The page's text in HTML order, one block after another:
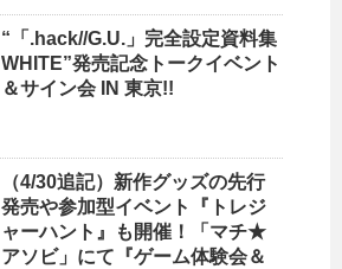
“「.hack//G.U.」完全設定資料集
WHITE”発売記念トークイベント
＆サイン会 IN 東京!!
（4/30追記）新作グッズの先行
発売や参加型イベント『トレジ
ャーハント』も開催！「マチ★
アソビ」にて『ゲーム体験会＆